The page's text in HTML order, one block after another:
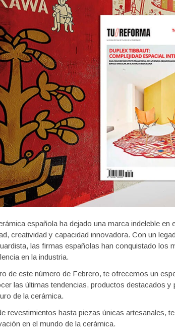
española ha dejado una marca indeleble
creatividad y capacidad innovadora. Con un
las firmas españolas han conquistado los
en la industria.
de este número de Febrero, te ofrecemos un
las últimas tendencias, productos destacados
de la cerámica.
revestimientos hasta piezas únicas artesanales,
en el mundo de la cerámica.